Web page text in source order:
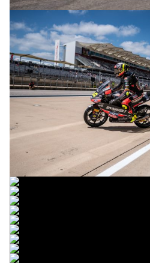
© R.Lekl
© R.Lekl
© R.Lekl
© R.Lekl
© R.Lekl
© R.Lekl
© R.Lekl
© R.Lekl
© R.Lekl